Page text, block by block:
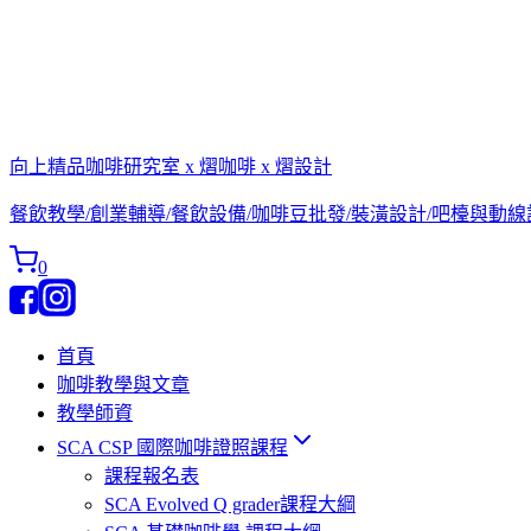
向上精品咖啡研究室 x 熠咖啡 x 熠設計
餐飲教學/創業輔導/餐飲設備/咖啡豆批發/裝潢設計/吧檯與動
0
首頁
咖啡教學與文章
教學師資
SCA CSP 國際咖啡證照課程
課程報名表
SCA Evolved Q grader課程大綱